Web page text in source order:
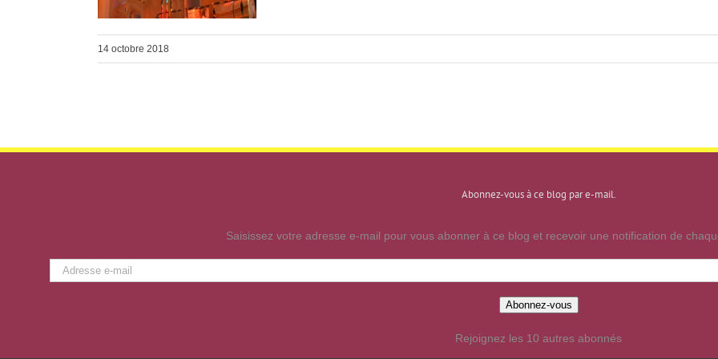
14 octobre 2018
Abonnez-vous à ce blog par e-mail.
Saisissez votre adresse e-mail pour vous abonner à ce blog et recevoir une notification de
Adresse
Abonnez-vous
Rejoignez les 10 autres abonnés